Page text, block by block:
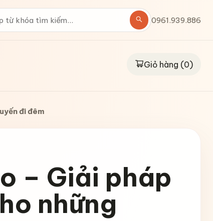
0961.939.886
Giỏ hàng (0)
đi đêm
– Giải pháp
những